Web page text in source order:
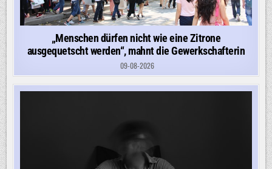
„Menschen dürfen nicht wie eine Zitrone
ausgequetscht werden“, mahnt die Gewerkschafterin
09-08-2026